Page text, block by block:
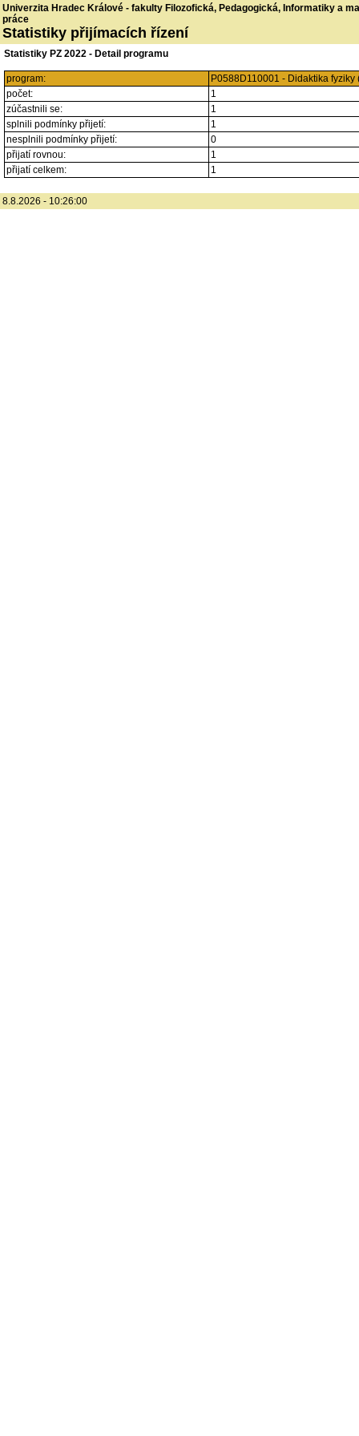
Univerzita Hradec Králové - fakulty Filozofická, Pedagogická, Informatiky a
práce
Statistiky přijímacích řízení
Statistiky PZ 2022 - Detail programu
program:
P0588D110001 - Didaktika fyziky
počet:
1
zúčastnili se:
1
splnili podmínky přijetí:
1
nesplnili podmínky přijetí:
0
přijatí rovnou:
1
přijatí celkem:
1
8.8.2026 - 10:26:00